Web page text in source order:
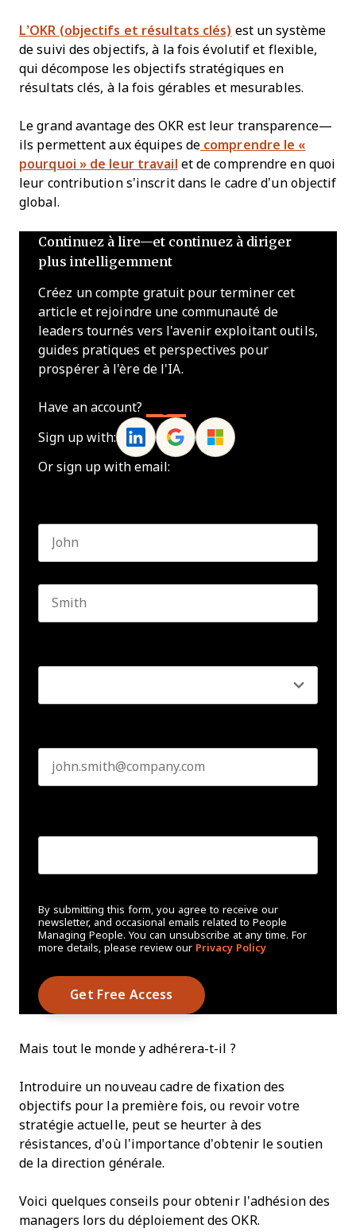
L’OKR (objectifs et résultats clés) est un système
de suivi des objectifs, à la fois évolutif et flexible,
qui décompose les objectifs stratégiques en
résultats clés, à la fois gérables et mesurables.
Le grand avantage des OKR est leur transparence—
ils permettent aux équipes decomprendre le «
pourquoi » de leur travail et de comprendre en quoi
leur contribution s’inscrit dans le cadre d’un objectif
global.
Continuez à lire—et continuez à diriger
plus intelligemment
Créez un compte gratuit pour terminer cet
article et rejoindre une communauté de
leaders tournés vers l'avenir exploitant outils,
guides pratiques et perspectives pour
prospérer à l'ère de l'IA.
Have an account?
Sign up with:
Or sign up with email:
By submitting this form, you agree to receive our
newsletter, and occasional emails related to People
Managing People. You can unsubscribe at any time. For
more details, please review our Privacy Policy
Mais tout le monde y adhérera-t-il ?
Introduire un nouveau cadre de fixation des
objectifs pour la première fois, ou revoir votre
stratégie actuelle, peut se heurter à des
résistances, d’où l’importance d’obtenir le soutien
de la direction générale.
Voici quelques conseils pour obtenir l’adhésion des
managers lors du déploiement des OKR.